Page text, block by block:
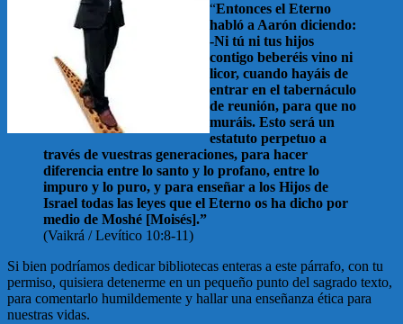
“Entonces el Eterno
habló a Aarón diciendo:
-Ni tú ni tus hijos
contigo beberéis vino ni
licor, cuando hayáis de
entrar en el tabernáculo
de reunión, para que no
muráis. Esto será un
estatuto perpetuo a
través de vuestras generaciones, para hacer
diferencia entre lo santo y lo profano, entre lo
impuro y lo puro, y para enseñar a los Hijos de
Israel todas las leyes que el Eterno os ha dicho por
medio de Moshé [Moisés].”
(Vaikrá / Levítico 10:8-11)
Si bien podríamos dedicar bibliotecas enteras a este párrafo, con tu
permiso, quisiera detenerme en un pequeño punto del sagrado texto,
para comentarlo humildemente y hallar una enseñanza ética para
nuestras vidas.